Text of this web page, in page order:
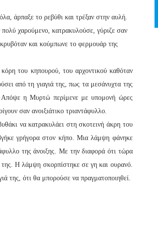
άρπαξε το ρεβύθι και τρέξαν στην αυλή.
πολύ χαρούμενο, κατρακυλούσε, γύριζε σαν
και κούμπωνε το φερμουάρ της
του κηπουρού, του αρχοντικού καθόταν
από τη γιαγιά της, πως τα μεσάνυχτα της
Απόψε η Μυρτώ περίμενε με υπομονή ώρες
σαν ανοιξιάτικο τριαντάφυλλο.
να κατρακυλάει στη σκοτεινή άκρη του
γρήγορα στον κήπο. Μια λάμψη φάνηκε
της άνοιξης. Με την διαφορά ότι τώρα
της. Η λάμψη σκορπίστηκε σε γη και ουρανό.
της, ότι θα μπορούσε να πραγματοποιηθεί.